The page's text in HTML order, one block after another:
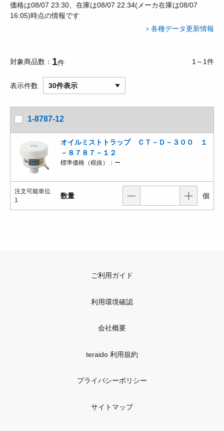
価格は08/07 23:30、在庫は08/07 22:34(メーカ在庫は08/07
16:05)時点の情報です
＞各種データ更新情報
対象商品数 1件 1～1件
表示件数 30件表示
1-8787-12
オイルミストトラップ ＣＴ－Ｄ－３００ １
－８７８７－１２
標準価格（税抜）： ー
注文可能単位
1
数量 個
ご利用ガイド
利用環境確認
会社概要
teraido 利用規約
プライバシーポリシー
サイトマップ